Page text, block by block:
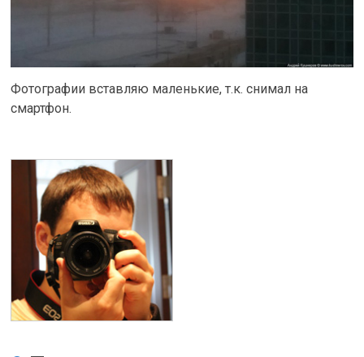
Фотографии вставляю маленькие, т.к. снимал на
смартфон.